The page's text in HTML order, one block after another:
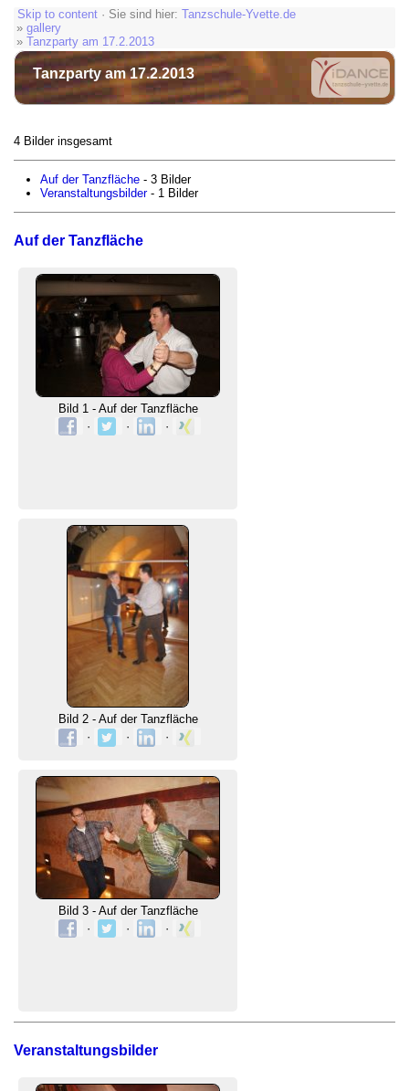
Skip to content · Sie sind hier: Tanzschule-Yvette.de
» gallery
» Tanzparty am 17.2.2013
Tanzparty am 17.2.2013
4 Bilder insgesamt
Auf der Tanzfläche- 3 Bilder
Veranstaltungsbilder- 1 Bilder
Auf der Tanzfläche
Bild 1 - Auf der Tanzfläche
·
· ·
Bild 2 - Auf der Tanzfläche
·
· ·
Bild 3 - Auf der Tanzfläche
·
· ·
Veranstaltungsbilder